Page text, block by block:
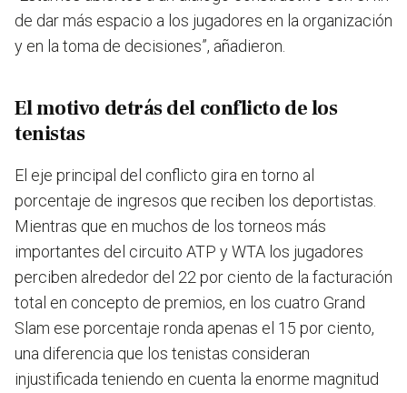
de dar más espacio a los jugadores en la organización
y en la toma de decisiones”, añadieron.
El motivo detrás del conflicto de los
tenistas
El eje principal del conflicto gira en torno al
porcentaje de ingresos que reciben los deportistas.
Mientras que en muchos de los torneos más
importantes del circuito ATP y WTA los jugadores
perciben alrededor del 22 por ciento de la facturación
total en concepto de premios, en los cuatro Grand
Slam ese porcentaje ronda apenas el 15 por ciento,
una diferencia que los tenistas consideran
injustificada teniendo en cuenta la enorme magnitud